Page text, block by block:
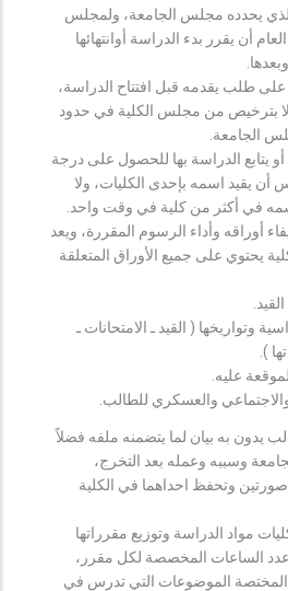
يحدده مجلس الجامعة، ولمجلس
أن يقرر بدء الدراسة أوانتهائها
على طلب يقدمه قبل افتتاح الدراسة،
إلا بترخيص من مجلس الكلية في حدود
الجامعة.
يتابع الدراسة بها للحصول على درجة
أن يقيد اسمه بإحدى الكليات، ولا
في أكثر من كلية في وقت واحد.
أوراقه وأداء الرسوم المقررة، ويعد
يحتوي على جميع الأوراق المتعلقة
وتواريخها ( القيد ـ الامتحانات ـ
).
عليه.
والعسكري للطالب.
به بيان لما يتضمنه ملفه فضلاً
وسببه وعمله بعد التخرج،
وتحفظ احداهما في الكلية
مواد الدراسة وتوزيع مقرراتها
الساعات المخصصة لكل مقرر،
الموضوعات التي تدرس في